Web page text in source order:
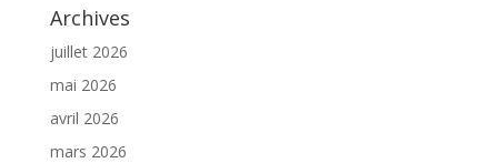
Archives
juillet 2026
mai 2026
avril 2026
mars 2026